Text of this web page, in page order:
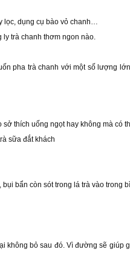
lọc, dụng cụ bào vỏ chanh…
trà chanh thơm ngon nào.
pha trà chanh với một số lượng
thích uống ngọt hay không mà có
sữa đắt khách
bẩn còn sót trong lá trà vào trong
không bỏ sau đó. Vì đường sẽ giúp